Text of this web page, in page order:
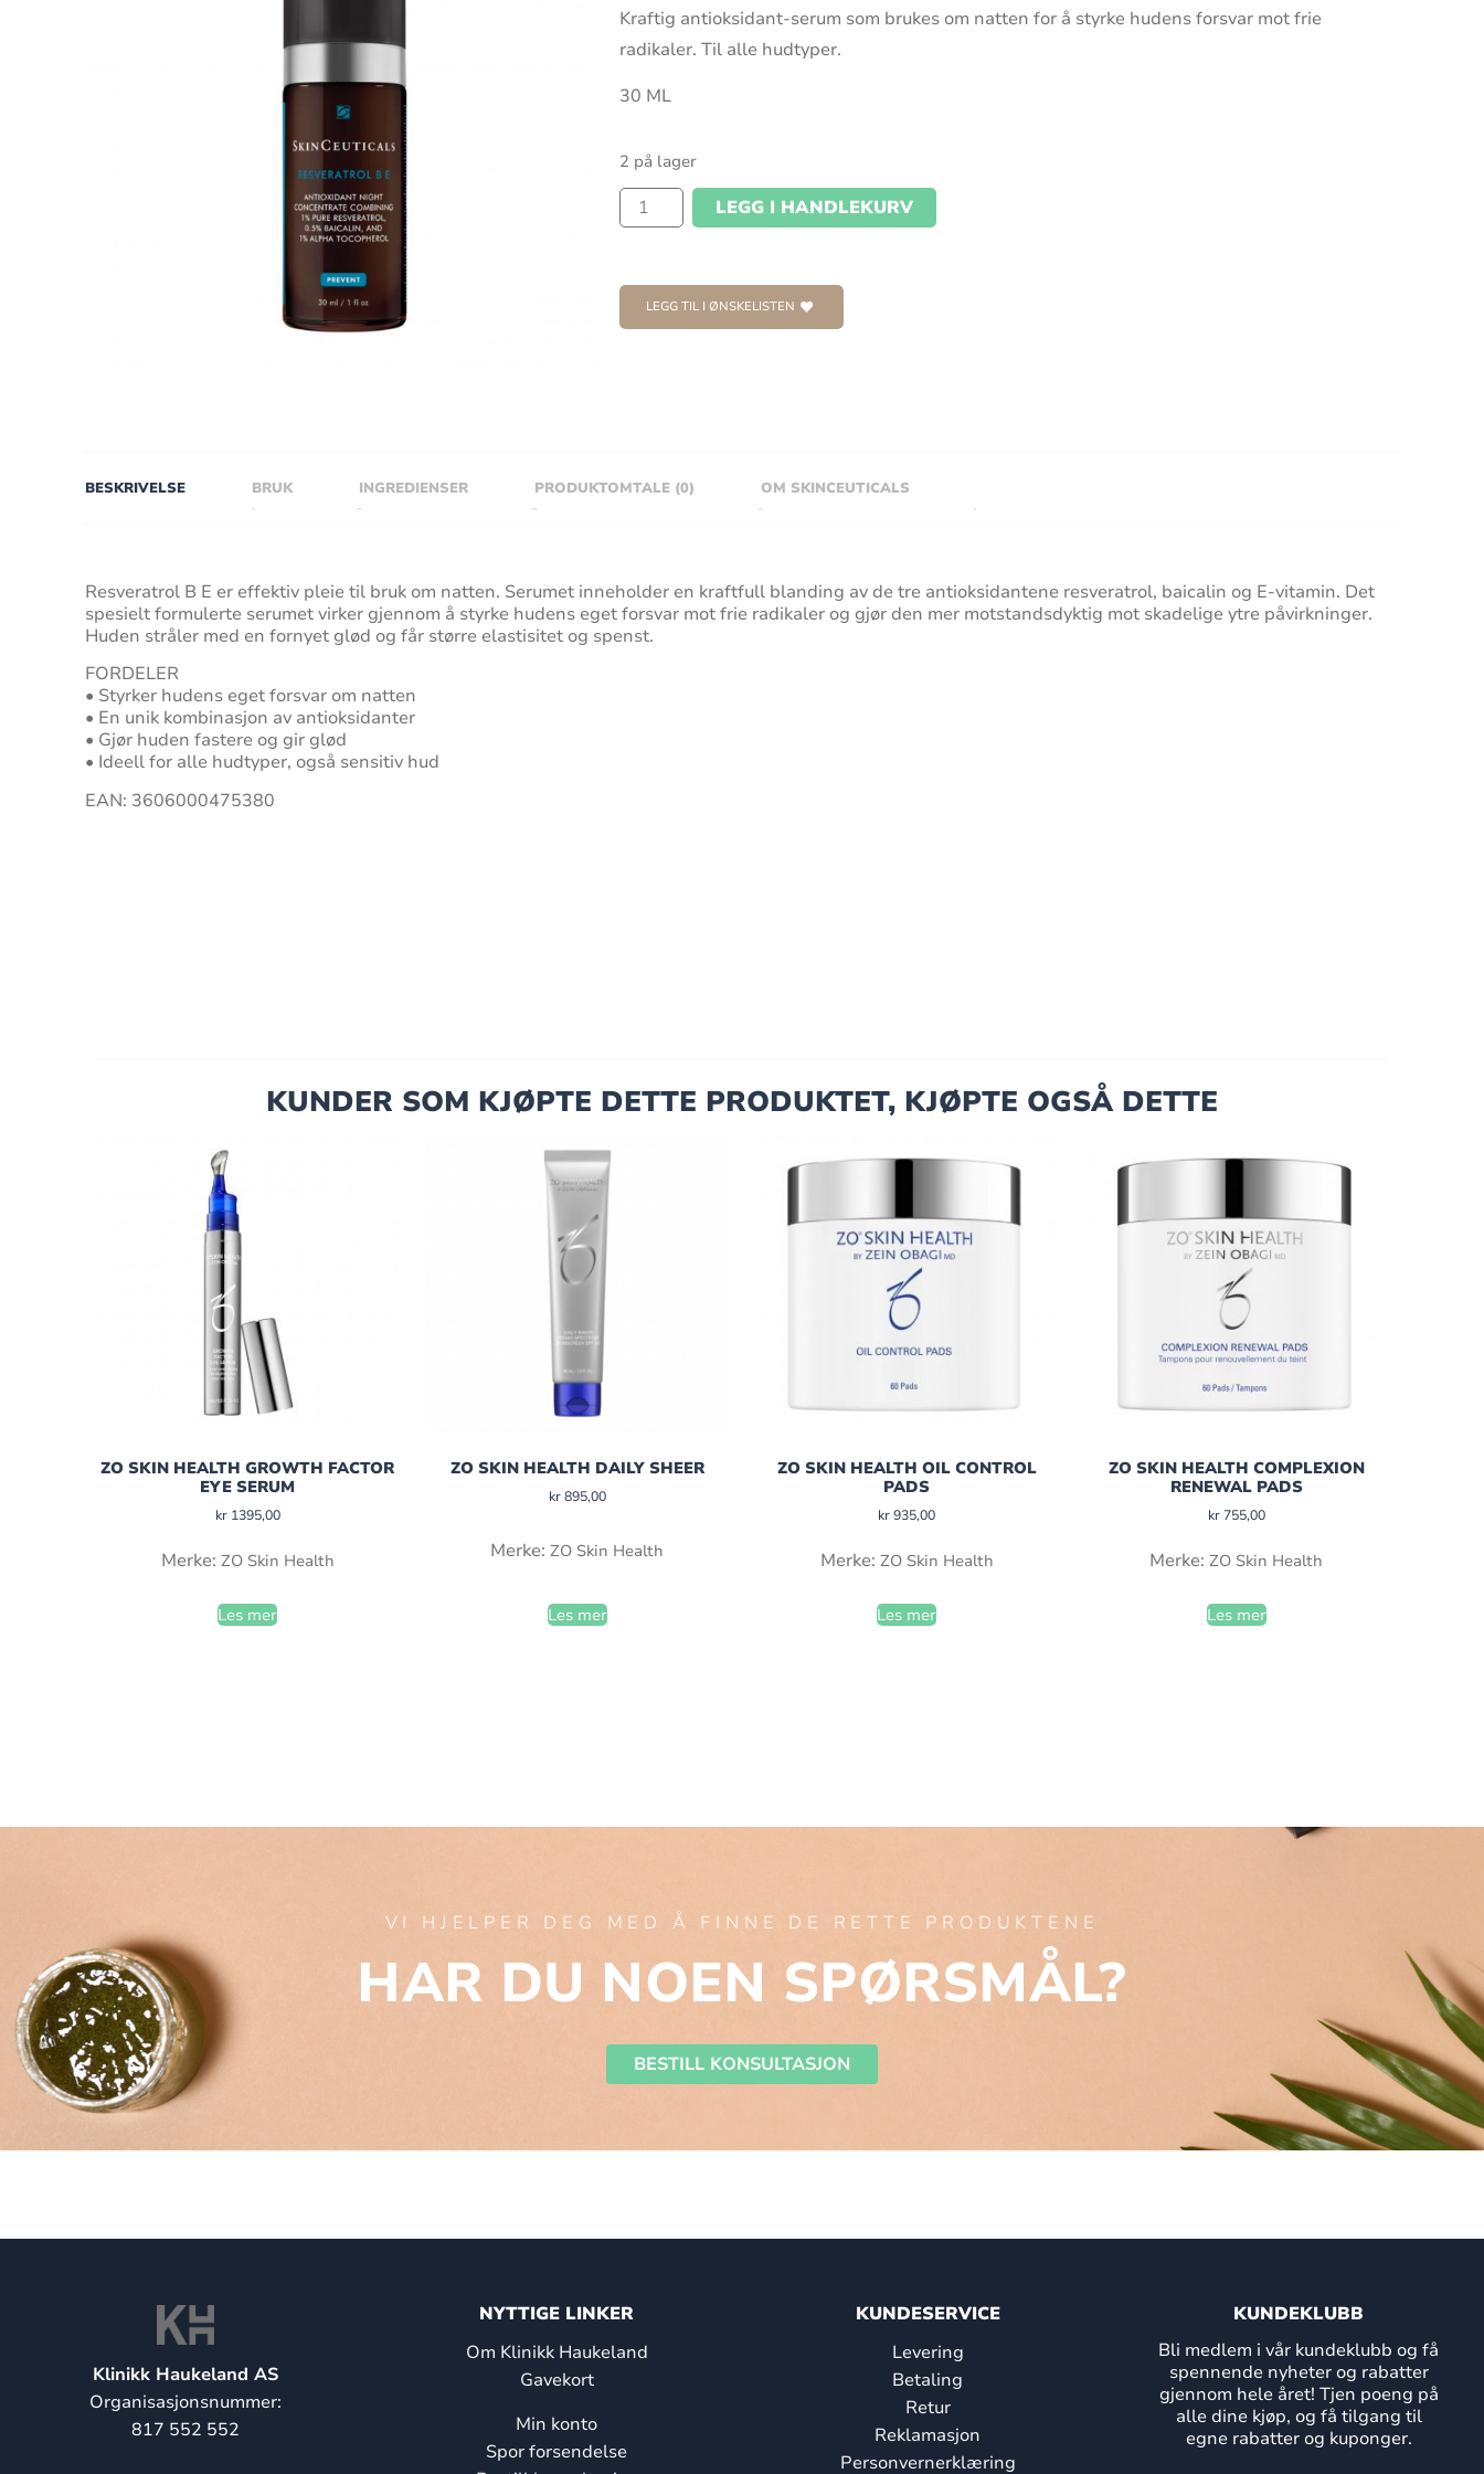
Kraftig antioksidant-serum som brukes om natten for å styrke hudens forsvar mot frie
radikaler. Til alle hudtyper.
30 ML
2 på lager
LEGG I HANDLEKURV
LEGG TIL I ØNSKELISTEN
BESKRIVELSE BRUK INGREDIENSER PRODUKTOMTALE (0) OM SKINCEUTICALS
Resveratrol B E er effektiv pleie til bruk om natten. Serumet inneholder en kraftfull blanding av de tre antioksidantene resveratrol, baicalin og E-vitamin. Det
spesielt formulerte serumet virker gjennom å styrke hudens eget forsvar mot frie radikaler og gjør den mer motstandsdyktig mot skadelige ytre påvirkninger.
Huden stråler med en fornyet glød og får større elastisitet og spenst.
FORDELER
• Styrker hudens eget forsvar om natten
• En unik kombinasjon av antioksidanter
• Gjør huden fastere og gir glød
• Ideell for alle hudtyper, også sensitiv hud
EAN: 3606000475380
KUNDER SOM KJØPTE DETTE PRODUKTET, KJØPTE OGSÅ DETTE
ZO SKIN HEALTH GROWTH FACTOR
EYE SERUM
kr1395,00
Merke: ZO Skin Health
Les mer
ZO SKIN HEALTH DAILY SHEER
kr895,00
Merke:ZO Skin Health
Les mer
ZO SKIN HEALTH OIL CONTROL
PADS
kr935,00
Merke: ZO Skin Health
Les mer
ZO SKIN HEALTH COMPLEXION
RENEWAL PADS
kr755,00
Merke:ZO Skin Health
Les mer
VI HJELPER DEG MED Å FINNE DE RETTE PRODUKTENE
HAR DU NOEN SPØRSMÅL?
BESTILL KONSULTASJON
Klinikk Haukeland AS
Organisasjonsnummer:
817 552 552
NYTTIGE LINKER
Om Klinikk Haukeland
Gavekort
Min konto
Spor forsendelse
KUNDESERVICE
Levering
Betaling
Retur
Reklamasjon
Personvernerklæring
KUNDEKLUBB
Bli medlem i vår kundeklubb og få
spennende nyheter og rabatter
gjennom hele året! Tjen poeng på
alle dine kjøp, og få tilgang til
egne rabatter og kuponger.